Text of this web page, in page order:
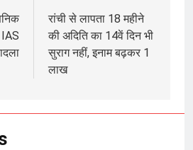
रांची से लापता 18 महीने
की अदिति का 14वें दिन भी
सुराग नहीं, इनाम बढ़कर 1
लाख